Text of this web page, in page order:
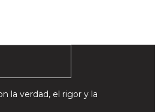
la verdad, el rigor y la